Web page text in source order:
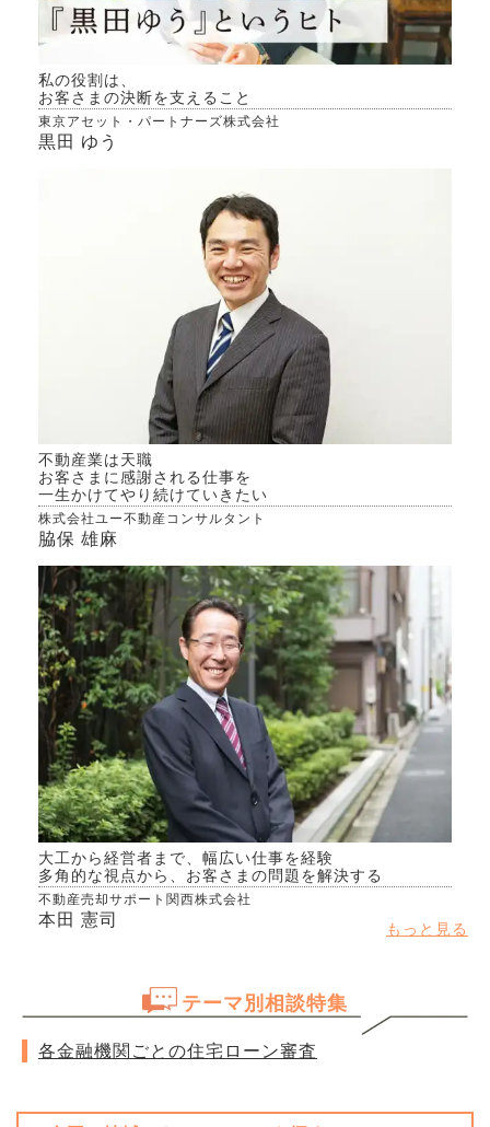
私の役割は、
お客さまの決断を支えること
東京アセット・パートナーズ株式会社
黒田 ゆう
不動産業は天職
お客さまに感謝される仕事を
一生かけてやり続けていきたい
株式会社ユー不動産コンサルタント
脇保 雄麻
大工から経営者まで、幅広い仕事を経験
多角的な視点から、お客さまの問題を解決する
不動産売却サポート関西株式会社
本田 憲司 もっと見る
テーマ別相談特集
各金融機関ごとの住宅ローン審査